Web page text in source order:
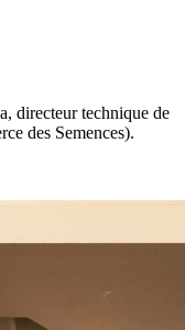
directeur technique de
des Semences).